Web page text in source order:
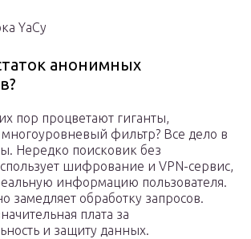
YaCy
анонимных
пор процветают гиганты,
фильтр? Все дело в
Нередко поисковик без
шифрование и VPN-сервис,
информацию пользователя.
замедляет обработку запросов.
плата за
и защиту данных.